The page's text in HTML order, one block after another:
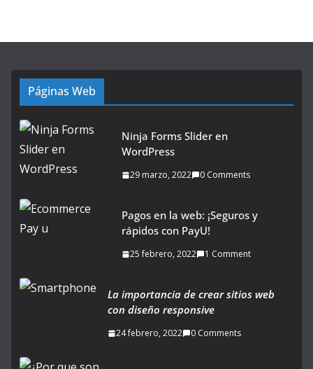
Páginas Web
Ninja Forms Slider en
WordPress
29 marzo, 2022 0 Comments
Pagos en la web: ¡Seguros y
rápidos con PayU!
25 febrero, 2022 1 Comment
La importancia de crear sitios web
con diseño responsive
24 febrero, 2022 0 Comments